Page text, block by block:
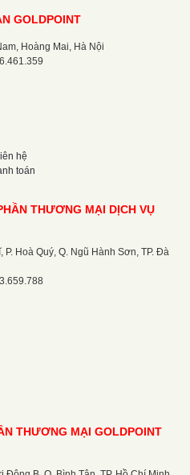
GOLDPOINT
Hoàng Mai, Hà Nội
hệ
toán
THƯƠNG MẠI DỊCH VỤ
Hoà Quý, Q. Ngũ Hành Sơn, TP. Đà
THƯƠNG MẠI GOLDPOINT